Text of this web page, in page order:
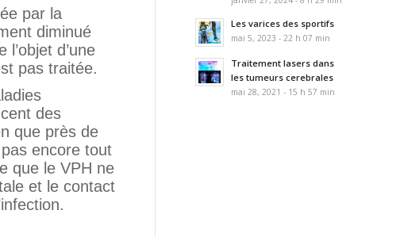
par la
diminué
d’une
pas traitée.
des
que près de
encore tout
que le VPH ne
et le contact
Les varices des sportifs
mai 5, 2023 - 22 h 07 min
Traitement lasers dans
les tumeurs cerebrales
mai 28, 2021 - 15 h 57 min